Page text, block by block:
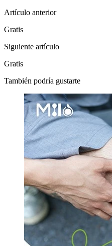
Artículo anterior
Gratis
Siguiente artículo
Gratis
También podría gustarte